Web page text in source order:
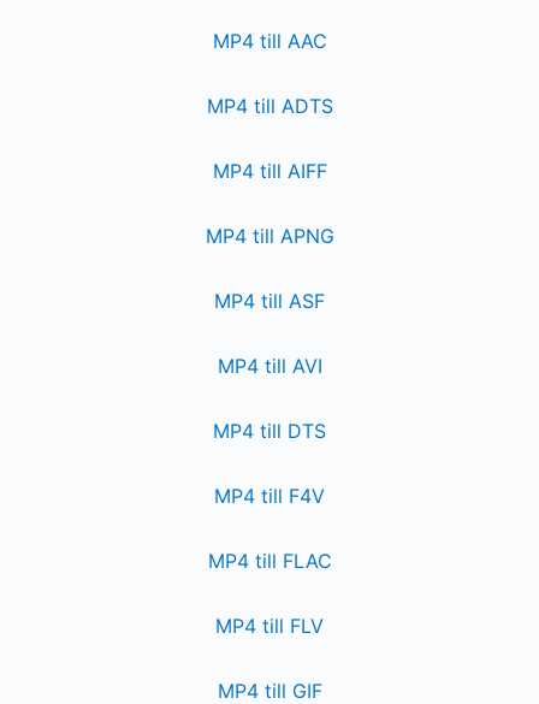
MP4 till AAC
MP4 till ADTS
MP4 till AIFF
MP4 till APNG
MP4 till ASF
MP4 till AVI
MP4 till DTS
MP4 till F4V
MP4 till FLAC
MP4 till FLV
MP4 till GIF